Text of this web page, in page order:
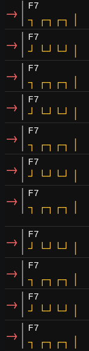
→ F7
┐ ┌┐┌┐ │
→ F7
┘ └┘└┘ │
→ F7
┐ ┌┐┌┐ │
→ F7
┘ └┘└┘ │
→ F7
┐ ┌┐┌┐ │
→ F7
┘ └┘└┘ │
→ F7
┐ ┌┐┌┐ │
→ F7
┘ └┘└┘ │
→ F7
┐ ┌┐┌┐ │
→ F7
┘ └┘└┘ │
→ F7
┐ ┌┐┌┐ │